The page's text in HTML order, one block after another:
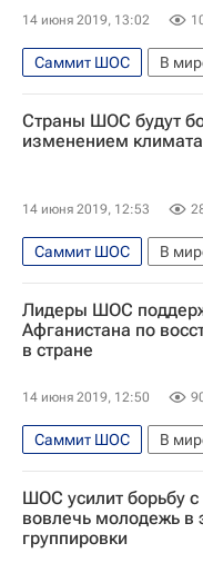
14 июня 2019, 13:02
Саммит ШОС В
Страны ШОС будут
изменением климата
14 июня 2019, 12:53
Саммит ШОС В
Лидеры ШОС
Афганистана по
в стране
14 июня 2019, 12:50
Саммит ШОС В
ШОС
Россия
ШОС усилит борьбу
вовлечь молодежь в
группировки